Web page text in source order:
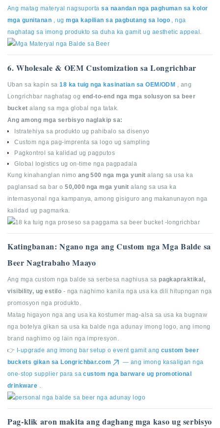
Ang matag materyal nagsuportasa naandan nga paghuman sa kolor
mga gunitanan , ugmga kapilian sa pagbutang sa logo, nga
naghatag sa imong produkto sa duha ka gamit ug aesthetic appeal.
6. Wholesale & OEM Customization sa Longrichbar
Uban sa kapin sa18 ka tuig nga kasinatian sa OEM/ODM , ang
Longrichbar naghatag og end-to-end nga mga solusyon sa beer
bucket alang sa mga global nga tatak.
Ang among mga serbisyo naglakip sa:
Istratehiya sa produkto ug pahibalo sa disenyo
Custom nga pag-imprenta sa logo ug sampling
Pagkontrol sa kalidad ug pagputos
Global logistics ug on-time nga pagpadala
Kung kinahanglan nimo ang 500 nga mga yunit alang sa usa ka
paglansad sa bar o50,000 nga mga yunit alang sa usa ka
internasyonal nga kampanya, among gisiguro ang makanunayon nga
kalidad ug pagmarka.
Katingbanan: Ngano nga ang Custom nga Mga Balde sa
Beer Nagtrabaho Maayo
Ang mga custom nga balde sa serbesa naghiusa sa pagkapraktikal,
visibility, ug estilo - nga naghimo kanila nga usa ka dili hitupngan nga
promosyon nga produkto.
Matag higayon nga ang usa ka kostumer mag-alsa sa usa ka bugnaw
nga botelya gikan sa usa ka balde nga adunay imong logo, ang imong
brand naghimo og lain nga impresyon.
👉 I-upgrade ang imong bar setup o event gamit angcustom beer
buckets gikan sa Longrichbar.com
— ang imong kasaligan nga
one-stop supplier para sacustom nga barware ug promotional
drinkware .
Pag-klik aron makita ang daghang mga kaso ug serbisyo